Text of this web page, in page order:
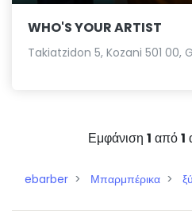
WHO'S YOUR ARTIST
Takiatzidon 5, Kozani 501 00,
Εμφάνιση 1 από1
ebarber Μπαρμπέρικα